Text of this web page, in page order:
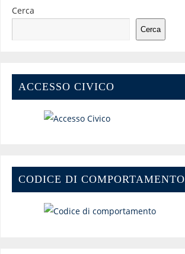
Cerca
Cerca
ACCESSO CIVICO
CODICE DI COMPORTAMENTO